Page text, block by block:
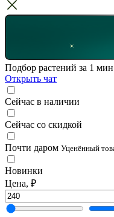
Подбор растений за 1
Открыть чат
Сейчас в наличии
Сейчас со скидкой
Почти даром Уценённый
Новинки
Цена, ₽